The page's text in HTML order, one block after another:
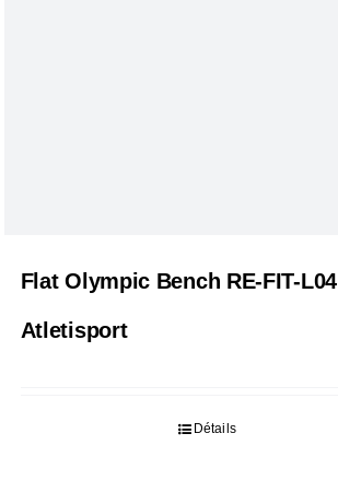
Flat Olympic Bench RE-FIT-L04
Atletisport
Détails